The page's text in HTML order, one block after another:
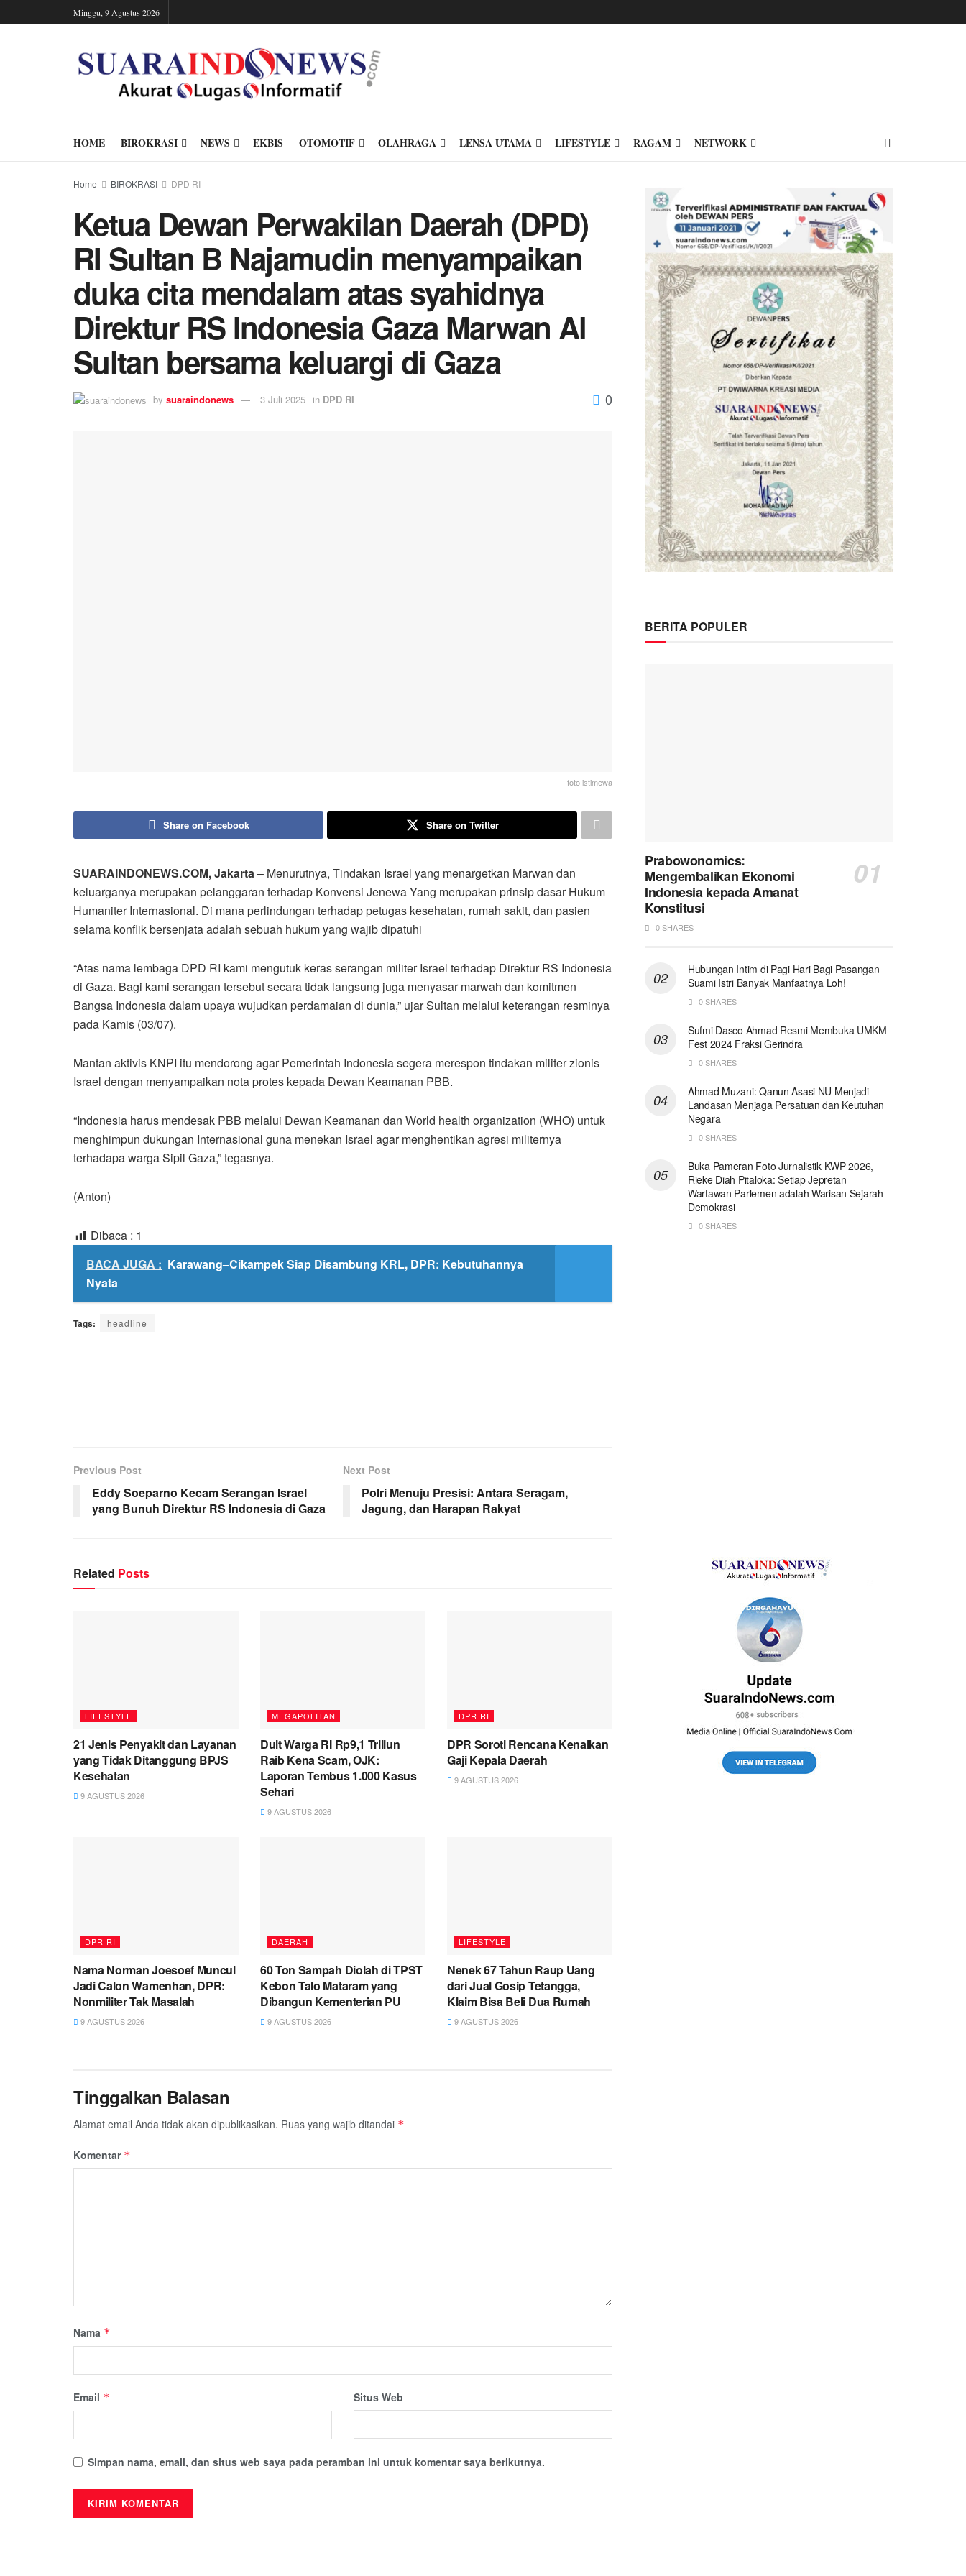
Minggu, 9 Agustus 2026
HOME BIROKRASI NEWS EKBIS OTOMOTIF OLAHRAGA LENSA UTAMA LIFESTYLE RAGAM NETWORK
Home BIROKRASI DPD RI
Ketua Dewan Perwakilan Daerah (DPD)
RI Sultan B Najamudin menyampaikan
duka cita mendalam atas syahidnya
Direktur RS Indonesia Gaza Marwan Al
Sultan bersama keluargi di Gaza
by suaraindonews 3 Juli 2025 in DPD RI 0
foto istimewa
Share on Facebook Share on Twitter
SUARAINDONEWS.COM, Jakarta – Menurutnya, Tindakan Israel yang menargetkan Marwan dan
keluarganya merupakan pelanggaran terhadap Konvensi Jenewa Yang merupakan prinsip dasar Hukum
Humaniter Internasional. Di mana perlindungan terhadap petugas kesehatan, rumah sakit, dan pasien
selama konflik bersenjata adalah sebuah hukum yang wajib dipatuhi
“Atas nama lembaga DPD RI kami mengutuk keras serangan militer Israel terhadap Direktur RS Indonesia
di Gaza. Bagi kami serangan tersebut secara tidak langsung juga menyasar marwah dan komitmen
Bangsa Indonesia dalam upaya wujudkan perdamaian di dunia,” ujar Sultan melalui keterangan resminya
pada Kamis (03/07).
Mantan aktivis KNPI itu mendorong agar Pemerintah Indonesia segera merespon tindakan militer zionis
Israel dengan menyampaikan nota protes kepada Dewan Keamanan PBB.
“Indonesia harus mendesak PBB melalui Dewan Keamanan dan World health organization (WHO) untuk
menghimpun dukungan Internasional guna menekan Israel agar menghentikan agresi militernya
terhadapa warga Sipil Gaza,” tegasnya.
(Anton)
Dibaca : 1
BACA JUGA : Karawang–Cikampek Siap Disambung KRL, DPR: Kebutuhannya
Nyata
Tags: headline
Previous Post
Eddy Soeparno Kecam Serangan Israel
yang Bunuh Direktur RS Indonesia di Gaza
Next Post
Polri Menuju Presisi: Antara Seragam,
Jagung, dan Harapan Rakyat
Related Posts
LIFESTYLE
21 Jenis Penyakit dan Layanan
yang Tidak Ditanggung BPJS
Kesehatan
9 AGUSTUS 2026
MEGAPOLITAN
Duit Warga RI Rp9,1 Triliun
Raib Kena Scam, OJK:
Laporan Tembus 1.000 Kasus
Sehari
9 AGUSTUS 2026
DPR RI
DPR Soroti Rencana Kenaikan
Gaji Kepala Daerah
9 AGUSTUS 2026
DPR RI
Nama Norman Joesoef Muncul
Jadi Calon Wamenhan, DPR:
Nonmiliter Tak Masalah
9 AGUSTUS 2026
DAERAH
60 Ton Sampah Diolah di TPST
Kebon Talo Mataram yang
Dibangun Kementerian PU
9 AGUSTUS 2026
LIFESTYLE
Nenek 67 Tahun Raup Uang
dari Jual Gosip Tetangga,
Klaim Bisa Beli Dua Rumah
9 AGUSTUS 2026
Tinggalkan Balasan
Alamat email Anda tidak akan dipublikasikan. Ruas yang wajib ditandai *
Komentar *
Nama *
Email * Situs Web
Simpan nama, email, dan situs web saya pada peramban ini untuk komentar saya berikutnya.
BERITA POPULER
Prabowonomics:
Mengembalikan Ekonomi
Indonesia kepada Amanat
Konstitusi
0 SHARES
Hubungan Intim di Pagi Hari Bagi Pasangan
Suami Istri Banyak Manfaatnya Loh!
0 SHARES
Sufmi Dasco Ahmad Resmi Membuka UMKM
Fest 2024 Fraksi Gerindra
0 SHARES
Ahmad Muzani: Qanun Asasi NU Menjadi
Landasan Menjaga Persatuan dan Keutuhan
Negara
0 SHARES
Buka Pameran Foto Jurnalistik KWP 2026,
Rieke Diah Pitaloka: Setiap Jepretan
Wartawan Parlemen adalah Warisan Sejarah
Demokrasi
0 SHARES